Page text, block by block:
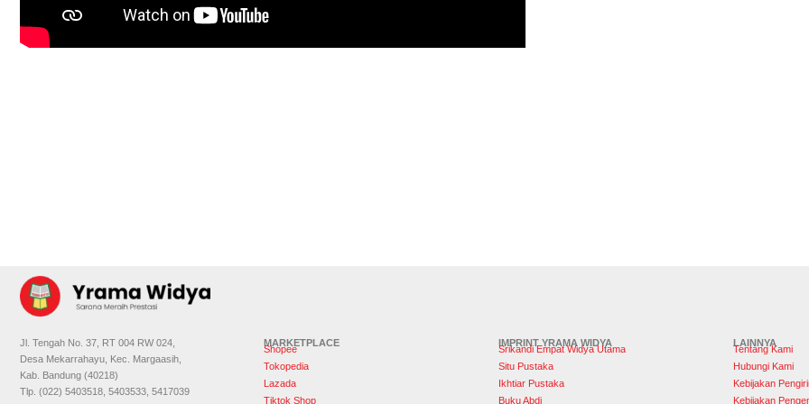
Jl. Tengah No. 37, RT 004 RW 024,
Desa Mekarrahayu, Kec. Margaasih,
Kab. Bandung (40218)
Tlp. (022) 5403518, 5403533, 5417039
MARKETPLACE
Shopee
Tokopedia
Lazada
Tiktok Shop
IMPRINT YRAMA WIDYA
Srikandi Empat Widya Utama
Situ Pustaka
Ikhtiar Pustaka
Buku Abdi
LAINNYA
Tentang Kami
Hubungi Kami
Kebijakan
Kebijakan